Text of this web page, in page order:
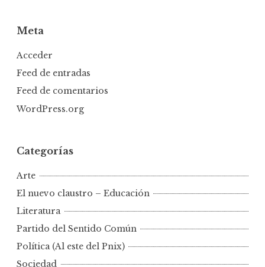
Meta
Acceder
Feed de entradas
Feed de comentarios
WordPress.org
Categorías
Arte
El nuevo claustro – Educación
Literatura
Partido del Sentido Común
Política (Al este del Pnix)
Sociedad